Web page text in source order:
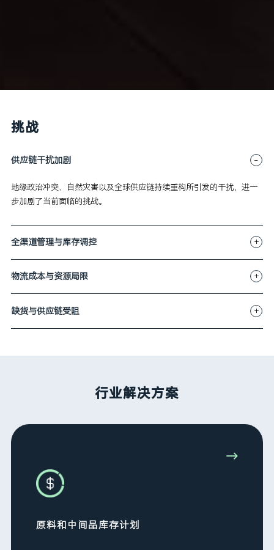
挑战
供应链干扰加剧 -
地缘政治冲突、自然灾害以及全球供应链持续重构所引发的干扰，进一
步加剧了当前面临的挑战。
全渠道管理与库存调控 +
物流成本与资源局限 +
缺货与供应链受阻 +
行业解决方案
→
原料和中间品库存计划